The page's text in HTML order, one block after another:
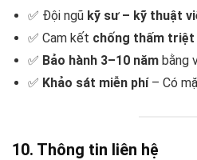
✅ Đội ngũ kỹ sư – kỹ thuật
✅ Cam kết chống thấm triệt
✅ Bảo hành 3–10 năm bằng
✅ Khảo sát miễn phí– Có
10. Thông tin liên hệ